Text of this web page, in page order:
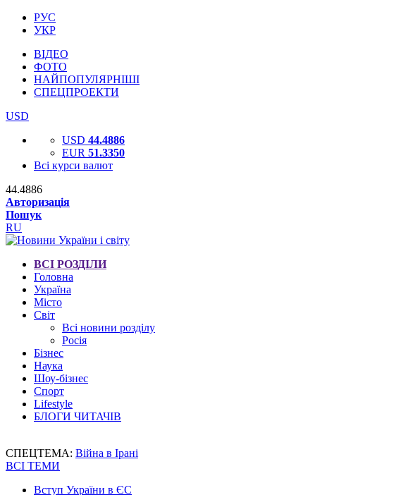
РУС
УКР
ВІДЕО
ФОТО
НАЙПОПУЛЯРНІШІ
СПЕЦПРОЕКТИ
USD
USD 44.4886
EUR 51.3350
Всі курси валют
44.4886
Авторизація
Пошук
RU
ВСІ РОЗДІЛИ
Головна
Україна
Місто
Світ
Всі новини розділу
Росія
Бізнес
Наука
Шоу-бізнес
Спорт
Lifestyle
БЛОГИ ЧИТАЧІВ
СПЕЦТЕМА: Війна в Ірані
ВСІ ТЕМИ
Вступ України в ЄС